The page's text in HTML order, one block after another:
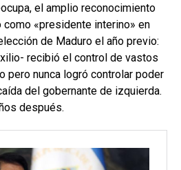
el amplio reconocimiento
como «presidente interino» en
de Maduro el año previo:
recibió el control de vastos
pero nunca logró controlar poder
del gobernante de izquierda.
después.